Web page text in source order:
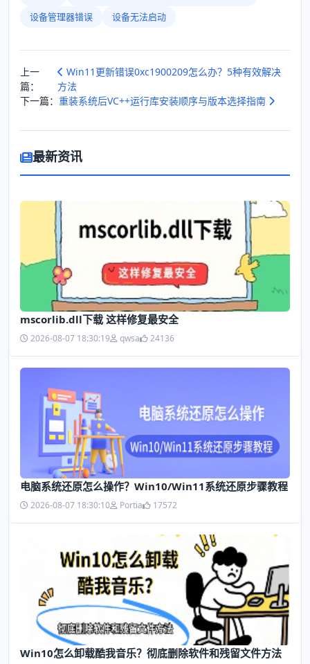
设备管理器错误
设备无法启动
上一
篇：
Win11更新错误0xc1900209怎么办？5种有效解决
方法
下一篇： 重装系统后VC++运行库安装顺序与版本选择指南
最新资讯
mscorlib.dll下载 这样修复最安全
2026-08-07 18:30:19 qwsa 24136
电脑系统还原怎么操作？Win10/Win11系统还原步骤教程
2026-08-07 18:30:10 Portia 17572
Win10怎么卸载酷我音乐？彻底删除软件和残留文件方法